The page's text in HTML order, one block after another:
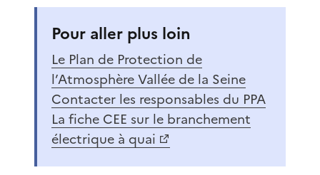
Pour aller plus loin
Le Plan de Protection de
l’Atmosphère Vallée de la Seine
Contacter les responsables du PPA
La fiche CEE sur le branchement
électrique à quai